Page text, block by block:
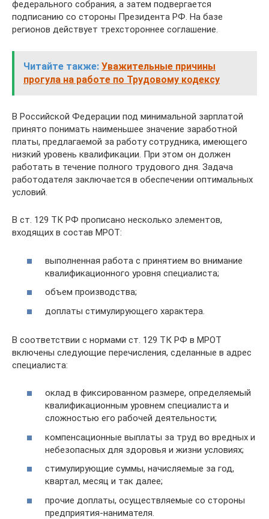
федерального собрания, а затем подвергается
подписанию со стороны Президента РФ. На базе
регионов действует трехстороннее соглашение.
Читайте также: Уважительные причины
прогула на работе по Трудовому кодексу
В Российской Федерации под минимальной зарплатой
принято понимать наименьшее значение заработной
платы, предлагаемой за работу сотрудника, имеющего
низкий уровень квалификации. При этом он должен
работать в течение полного трудового дня. Задача
работодателя заключается в обеспечении оптимальных
условий.
В ст. 129 ТК РФ прописано несколько элементов,
входящих в состав МРОТ:
выполненная работа с принятием во внимание
квалификационного уровня специалиста;
объем производства;
доплаты стимулирующего характера.
В соответствии с нормами ст. 129 ТК РФ в МРОТ
включены следующие перечисления, сделанные в адрес
специалиста:
оклад в фиксированном размере, определяемый
квалификационным уровнем специалиста и
сложностью его рабочей деятельности;
компенсационные выплаты за труд во вредных и
небезопасных для здоровья и жизни условиях;
стимулирующие суммы, начисляемые за год,
квартал, месяц и так далее;
прочие доплаты, осуществляемые со стороны
предприятия-нанимателя.